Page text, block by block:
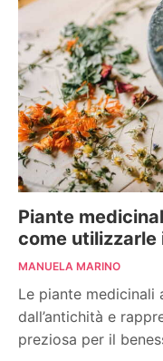
Piante
come utilizzarle
MANUELA MARINO
Le piante medicinali
dall’antichità e
preziosa per il